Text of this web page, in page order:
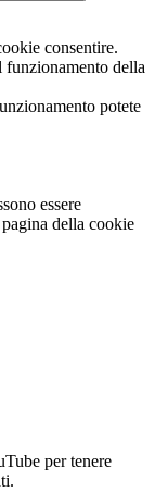
consentire.
funzionamento della
potete
essere
della cookie
per tenere